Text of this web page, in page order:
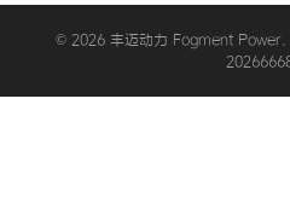
© 2026 丰迈动力 Fogment